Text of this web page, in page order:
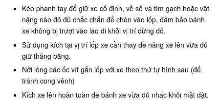
Kéo phanh tay để giữ xe cố định, về số và tìm gạch hoặc vật
nặng nào đó đủ chắc chắn để chèn vào lốp, đảm bảo bánh
xe không bị trượt vào lao đi khỏi vị trí dừng đỗ.
Sử dụng kích tại vị trí lốp xe cần thay để nâng xe lên vừa đủ
giữ thăng bằng.
Nởi lỏng các ốc vít gắn lốp với xe theo thứ tự hình sau (để
tránh cong vênh)
Kích xe lên hoàn toàn để bánh xe vừa đủ nhấc khỏi mặt đật.